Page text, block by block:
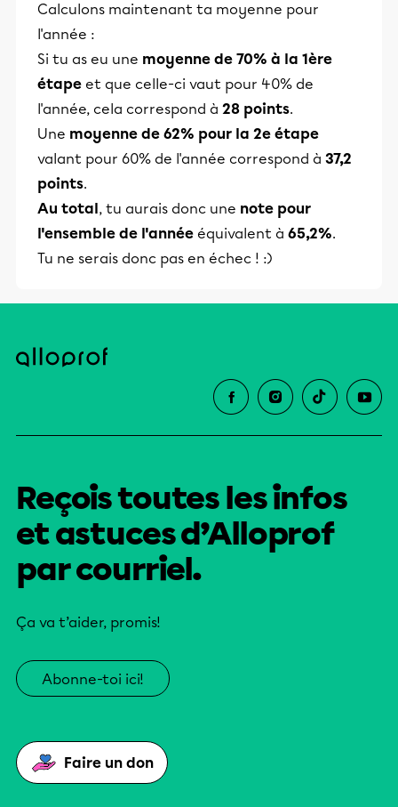
Calculons maintenant ta moyenne pour
l'année :
Si tu as eu une moyenne de 70% à la 1ère
étape et que celle-ci vaut pour 40% de
l'année, cela correspond à 28 points.
Une moyenne de 62% pour la 2e étape
valant pour 60% de l'année correspond à 37,2
points.
Au total, tu aurais donc une note pour
l'ensemble de l'année équivalent à 65,2%.
Tu ne serais donc pas en échec ! :)
Reçois toutes les infos
et astuces d’Alloprof
par courriel.
Ça va t’aider, promis!
Abonne-toi ici!
Faire un don